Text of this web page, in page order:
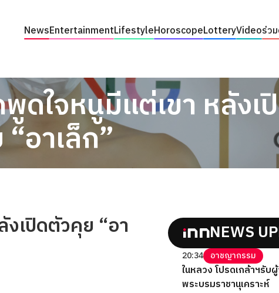
NewsEntertainmentLifestyleHoroscopeLotteryVideoร่ว
ดใจหนูมีแต่เขา หลังเ
อาเล็ก”
งเปิดตัวคุย “อา NEWS
20:34 อาชญากรรม
ในหลวง โปรดเกล้าฯรับ
พระบรมราชานุเคราะห์